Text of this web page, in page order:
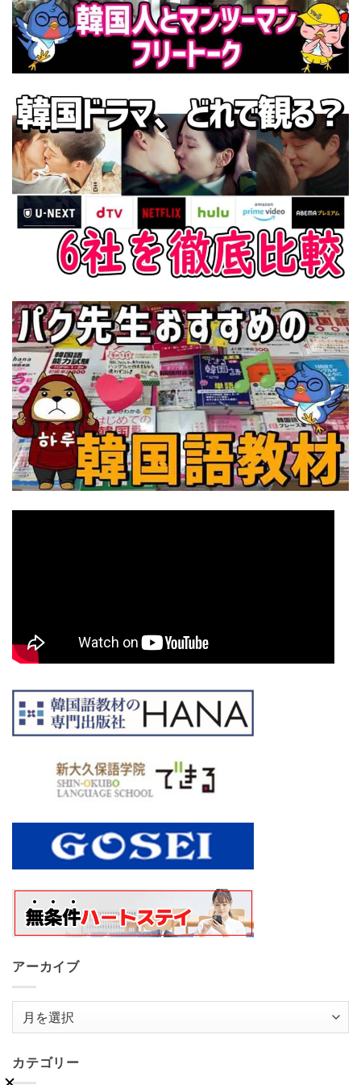
アーカイブ
ア